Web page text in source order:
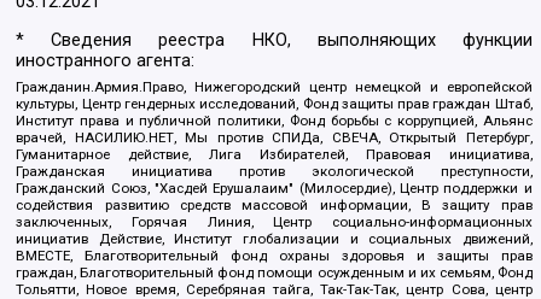
* Сведения реестра НКО, выполняющих функции
иностранного агента:
Гражданин.Армия.Право, Нижегородский центр немецкой и европейской
культуры, Центр гендерных исследований, Фонд защиты прав граждан Штаб,
Институт права и публичной политики, Фонд борьбы с коррупцией, Альянс
врачей, НАСИЛИЮ.НЕТ, Мы против СПИДа, СВЕЧА, Открытый Петербург,
Гуманитарное действие, Лига Избирателей, Правовая инициатива,
Гражданская инициатива против экологической преступности,
Гражданский Союз, "Хасдей Ерушалаим" (Милосердие), Центр поддержки и
содействия развитию средств массовой информации, В защиту прав
заключенных, Горячая Линия, Центр социально-информационных
инициатив Действие, Институт глобализации и социальных движений,
ВМЕСТЕ, Благотворительный фонд охраны здоровья и защиты прав
граждан, Благотворительный фонд помощи осужденным и их семьям, Фонд
Тольятти, Новое время, Серебряная тайга, Так-Так-Так, центр Сова, центр